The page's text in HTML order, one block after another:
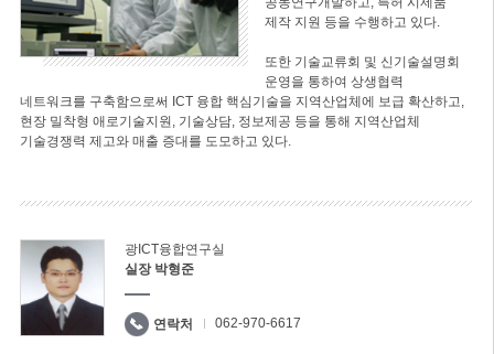
제작 지원 등을 수행하고 있다.
또한 기술교류회 및 신기술설명회
운영을 통하여 상생협력
네트워크를 구축함으로써 ICT 융합 핵심기술을 지역산업체에 보급 확산하고,
현장 밀착형 애로기술지원, 기술상담, 정보제공 등을 통해 지역산업체
기술경쟁력 제고와 매출 증대를 도모하고 있다.
광ICT융합연구실
실장 박형준
연락처 062-970-6617